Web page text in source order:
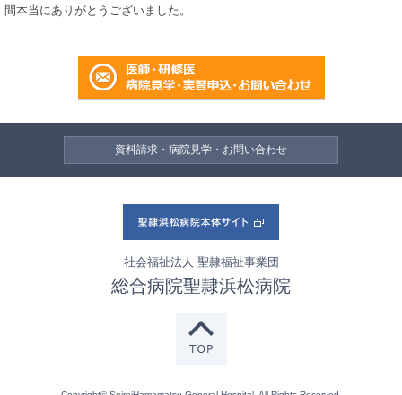
間本当にありがとうございました。
資料請求・病院見学・お問い合わせ
社会福祉法人 聖隷福祉事業団
総合病院聖隷浜松病院